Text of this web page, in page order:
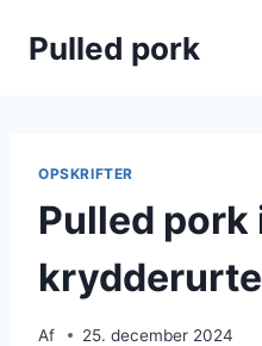
Pulled pork
OPSKRIFTER
Pulled pork
Af 25. december 2024